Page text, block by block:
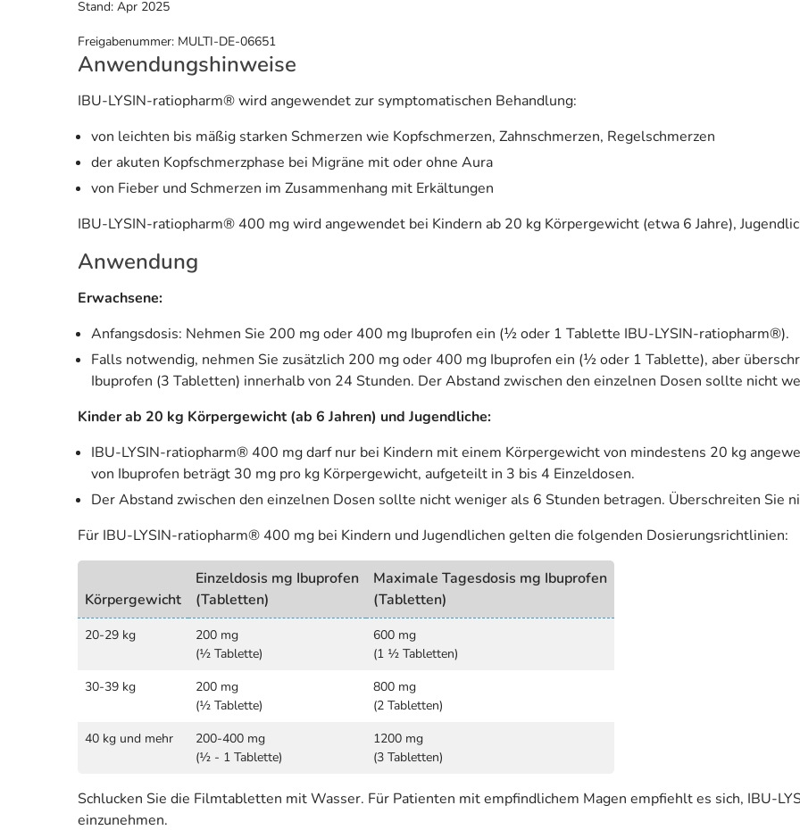
Stand: Apr 2025
Freigabenummer: MULTI-DE-06651
Anwendungshinweise
IBU-LYSIN-ratiopharm® wird angewendet zur symptomatischen Behandlung:
von leichten bis mäßig starken Schmerzen wie Kopfschmerzen, Zahnschmerzen, Regelschmerzen
der akuten Kopfschmerzphase bei Migräne mit oder ohne Aura
von Fieber und Schmerzen im Zusammenhang mit Erkältungen
IBU-LYSIN-ratiopharm® 400 mg wird angewendet bei Kindern ab 20 kg Körpergewicht (etwa 6 Jahre),
Anwendung
Erwachsene:
Anfangsdosis: Nehmen Sie 200 mg oder 400 mg Ibuprofen ein (½ oder 1 Tablette IBU-LYSIN-ratiopharm®).
Falls notwendig, nehmen Sie zusätzlich 200 mg oder 400 mg Ibuprofen ein (½ oder 1 Tablette), aber
Ibuprofen (3 Tabletten) innerhalb von 24 Stunden. Der Abstand zwischen den einzelnen Dosen sollte nicht
Kinder ab 20 kg Körpergewicht (ab 6 Jahren) und Jugendliche:
IBU-LYSIN-ratiopharm® 400 mg darf nur bei Kindern mit einem Körpergewicht von mindestens 20 kg
von Ibuprofen beträgt 30 mg pro kg Körpergewicht, aufgeteilt in 3 bis 4 Einzeldosen.
Der Abstand zwischen den einzelnen Dosen sollte nicht weniger als 6 Stunden betragen. Überschreiten Sie
Für IBU-LYSIN-ratiopharm® 400 mg bei Kindern und Jugendlichen gelten die folgenden Dosierungsrichtlinien:
Körpergewicht
Einzeldosis mg Ibuprofen
(Tabletten)
Maximale Tagesdosis mg Ibuprofen
(Tabletten)
20-29 kg
200 mg
(½ Tablette)
600 mg
(1 ½ Tabletten)
30-39 kg
200 mg
(½ Tablette)
800 mg
(2 Tabletten)
40 kg und mehr
200-400 mg
(½ - 1 Tablette)
1200 mg
(3 Tabletten)
Schlucken Sie die Filmtabletten mit Wasser. Für Patienten mit empfindlichem Magen empfiehlt es sich, IBU-
einzunehmen.